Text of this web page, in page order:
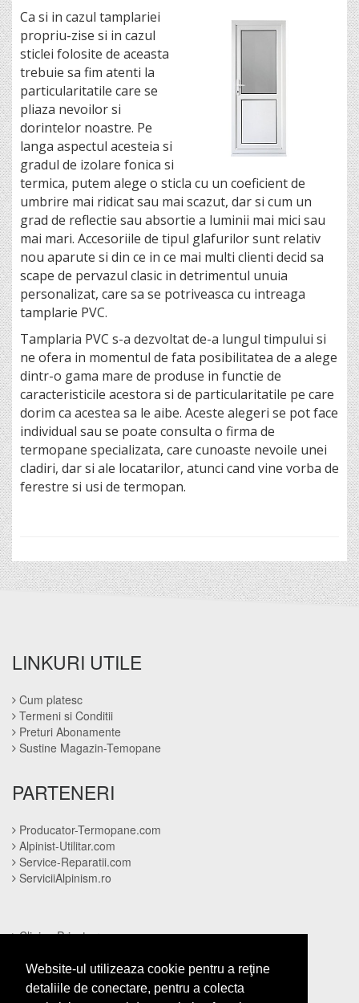
Website-ul utilizeaza cookie pentru a reţine
detaliile de conectare, pentru a colecta
Ca si in cazul tamplariei
propriu-zise si in cazul
sticlei folosite de aceasta
trebuie sa fim atenti la
particularitatile care se
pliaza nevoilor si
dorintelor noastre. Pe
langa aspectul acesteia si
gradul de izolare fonica si
termica, putem alege o sticla cu un coeficient de
umbrire mai ridicat sau mai scazut, dar si cum un
grad de reflectie sau absortie a luminii mai mici sau
mai mari. Accesoriile de tipul glafurilor sunt relativ
nou aparute si din ce in ce mai multi clienti decid sa
scape de pervazul clasic in detrimentul unuia
personalizat, care sa se potriveasca cu intreaga
tamplarie PVC.
Tamplaria PVC s-a dezvoltat de-a lungul timpului si
ne ofera in momentul de fata posibilitatea de a alege
dintr-o gama mare de produse in functie de
caracteristicile acestora si de particularitatile pe care
dorim ca acestea sa le aibe. Aceste alegeri se pot face
individual sau se poate consulta o firma de
termopane specializata, care cunoaste nevoile unei
cladiri, dar si ale locatarilor, atunci cand vine vorba de
ferestre si usi de termopan.
LINKURI UTILE
Cum platesc
Termeni si Conditii
Preturi Abonamente
Sustine Magazin-Temopane
PARTENERI
Producator-Termopane.com
Alpinist-Utilitar.com
Service-Reparatii.com
ServiciiAlpinism.ro
Clinica-Privata.ro
InstalatiiSolare.com
NonStopDeschis.ro